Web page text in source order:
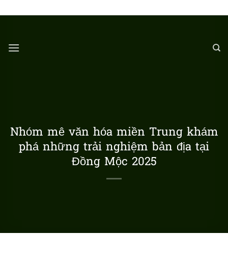
đến
dung
Nhóm mê văn hóa miền Trung khám
phá những trải nghiệm bản địa tại
Đồng Mộc 2025